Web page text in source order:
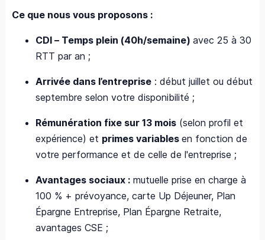
Ce que nous vous proposons :
CDI – Temps plein (40h/semaine) avec 25 à 30
RTT par an ;
Arrivée dans l’entreprise : début juillet ou début
septembre selon votre disponibilité ;
Rémunération fixe sur 13 mois (selon profil et
expérience) et primes variables en fonction de
votre performance et de celle de l'entreprise ;
Avantages sociaux : mutuelle prise en charge à
100 % + prévoyance, carte Up Déjeuner, Plan
Épargne Entreprise, Plan Épargne Retraite,
avantages CSE ;